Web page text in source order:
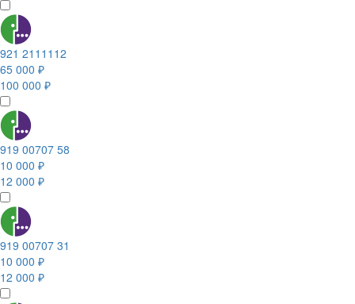
921 2111112
65 000 ₽
100 000 ₽
919 00707 58
10 000 ₽
12 000 ₽
919 00707 31
10 000 ₽
12 000 ₽